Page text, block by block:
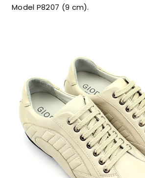
Model P8207 (9 cm).